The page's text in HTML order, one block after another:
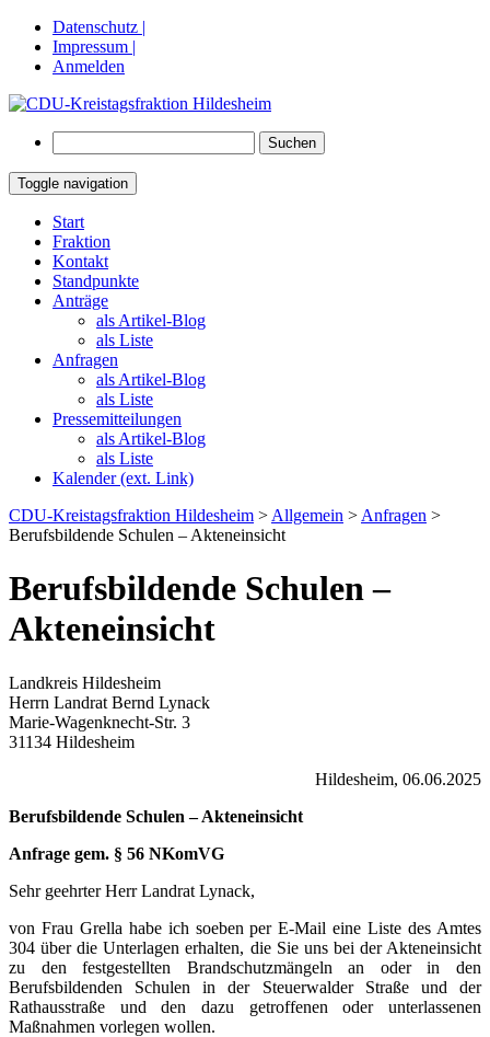
Datenschutz |
Impressum |
Anmelden
nach:
Toggle navigation
Springe
zum
Inhalt
Start
Fraktion
Kontakt
Standpunkte
Anträge
als Artikel-Blog
als Liste
Anfragen
als Artikel-Blog
als Liste
Pressemitteilungen
als Artikel-Blog
als Liste
Kalender (ext. Link)
CDU-Kreistagsfraktion Hildesheim > Allgemein > Anfragen >
Berufsbildende Schulen – Akteneinsicht
Berufsbildende Schulen –
Akteneinsicht
Landkreis Hildesheim
Herrn Landrat Bernd Lynack
Marie-Wagenknecht-Str. 3
31134 Hildesheim
Hildesheim, 06.06.2025
Berufsbildende Schulen – Akteneinsicht
Anfrage gem. § 56 NKomVG
Sehr geehrter Herr Landrat Lynack,
von Frau Grella habe ich soeben per E-Mail eine Liste des Amtes
304 über die Unterlagen erhalten, die Sie uns bei der Akteneinsicht
zu den festgestellten Brandschutzmängeln an oder in den
Berufsbildenden Schulen in der Steuerwalder Straße und der
Rathausstraße und den dazu getroffenen oder unterlassenen
Maßnahmen vorlegen wollen.